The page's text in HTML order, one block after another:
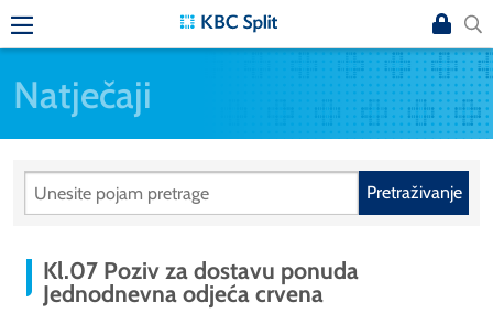
Natječaji
Pretraživanje
Kl.07 Poziv za dostavu ponuda
Jednodnevna odjeća crvena